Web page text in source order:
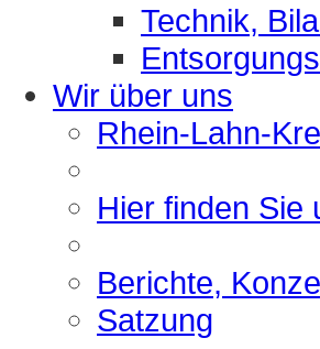
Technik,
Wir über uns
Rhein-Lahn-
Hier finden Sie
Berichte,
Satzung